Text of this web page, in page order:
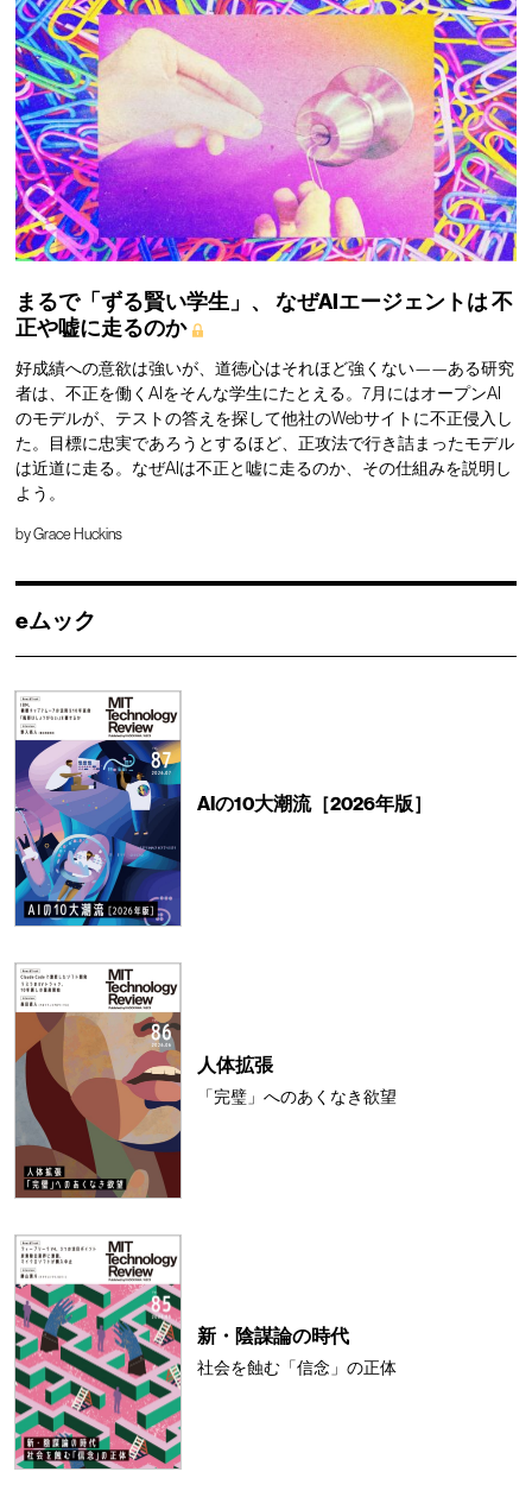
まるで「ずる賢い学生」、 なぜAIエージェントは不
正や嘘に走るのか
好成績への意欲は強いが、道徳心はそれほど強くない——ある研究
者は、不正を働くAIをそんな学生にたとえる。7月にはオープンAI
のモデルが、テストの答えを探して他社のWebサイトに不正侵入し
た。目標に忠実であろうとするほど、正攻法で行き詰まったモデル
は近道に走る。なぜAIは不正と嘘に走るのか、その仕組みを説明し
よう。
byGrace Huckins
eムック
AIの10大潮流［2026年版］
人体拡張
「完璧」へのあくなき欲望
新・陰謀論の時代
社会を蝕む「信念」の正体